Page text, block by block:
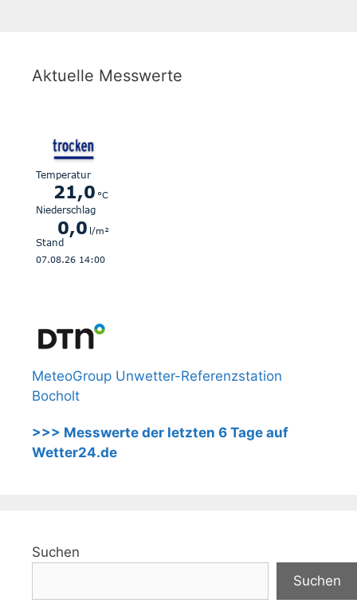
Aktuelle Messwerte
MeteoGroup Unwetter-Referenzstation
Bocholt
>>> Messwerte der letzten 6 Tage auf
Wetter24.de
Suchen
Suchen